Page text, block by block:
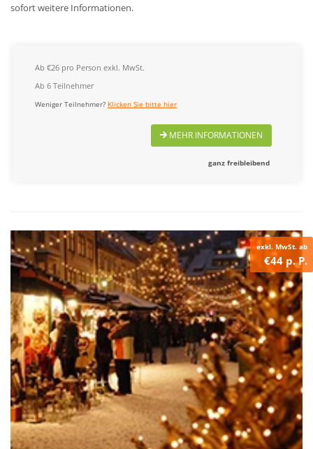
sofort weitere Informationen.
Ab €26 pro Person exkl. MwSt.
Ab 6 Teilnehmer
Weniger Teilnehmer? Klicken Sie bitte hier
MEHR INFORMATIONEN
ganz freibleibend
exkl. MwSt. ab
€44 p. P.